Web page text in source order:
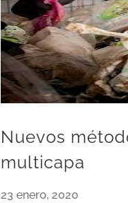
Nuevos
multicapa
23 enero, 2020